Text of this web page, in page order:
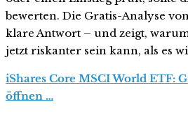
bewerten. Die Gratis-Analyse
klare Antwort – und zeigt,
jetzt riskanter sein kann, als es
iShares Core MSCI World ETF:
öffnen …